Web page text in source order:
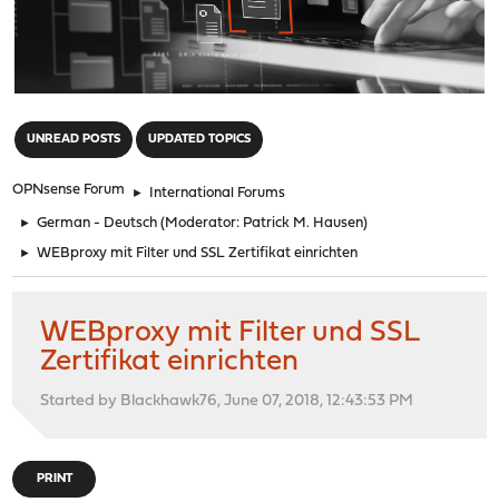
UNREAD POSTS UPDATED TOPICS
OPNsense Forum ► International Forums
► German - Deutsch (Moderator: Patrick M. Hausen)
► WEBproxy mit Filter und SSL Zertifikat einrichten
WEBproxy mit Filter und SSL
Zertifikat einrichten
Started by Blackhawk76, June 07, 2018, 12:43:53 PM
PRINT